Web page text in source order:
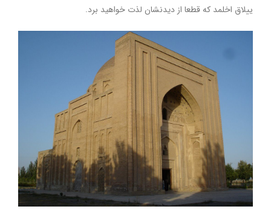
ییلاق اخلمد که قطعا از دیدنشان لذت خواهید برد.